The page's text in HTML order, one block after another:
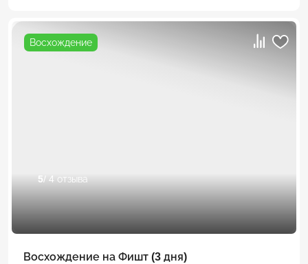
Восхождение
5/ 4 отзыва
Восхождение на Фишт (3 дня)